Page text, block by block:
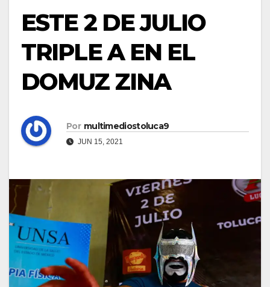
ESTE 2 DE JULIO
TRIPLE A EN EL
DOMUZ ZINA
Por multimediostoluca9
JUN 15, 2021